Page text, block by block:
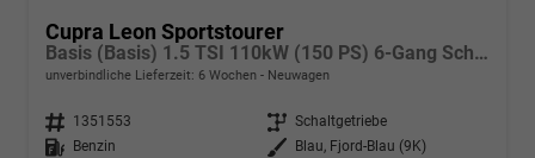
Cupra Leon Sportstourer
Basis (Basis) 1.5 TSI 110kW (150 PS) 6-Gang Schaltgetriebe
unverbindliche Lieferzeit: 6 Wochen Neuwagen
Fahrzeugnr. 1351553 Getriebe Schaltgetriebe
Kraftstoff
Benzin Außenfarbe
Blau, Fjord-Blau (9K)